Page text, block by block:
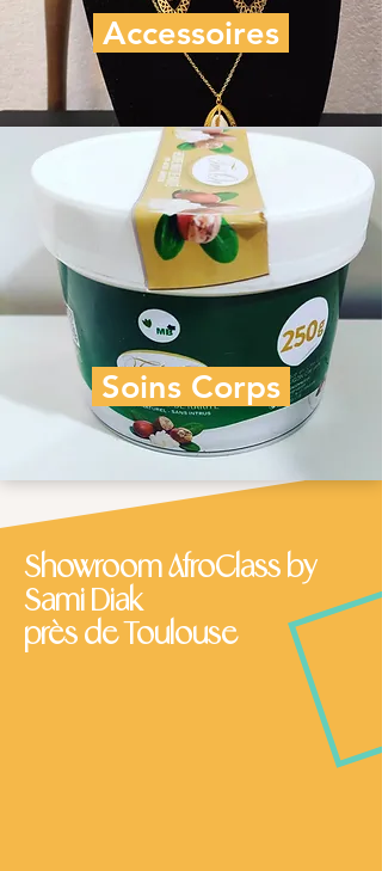
Accessoires
Soins Corps
Showroom AfroClass by
Sami Diak
près de Toulouse